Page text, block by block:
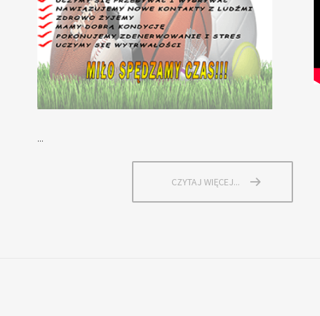
...
CZYTAJ WIĘCEJ...